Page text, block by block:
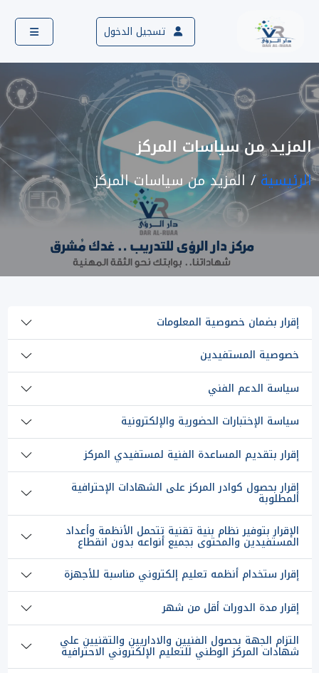
تسجيل الدخول
المزيد من سياسات المركز
الرئيسية المزيد من سياسات المركز
إقرار بضمان خصوصية المعلومات
خصوصية المستفيدين
سياسة الدعم الفني
سياسة الإختبارات الحضورية والإلكترونية
إقرار بتقديم المساعدة الفنية لمستفيدي المركز
إقرار بحصول كوادر المركز على الشهادات الإحترافية
المطلوبة
الإقرار بتوفير نظام بنية تقنية تتحمل الأنظمة وأعداد
المستفيدين والمحتوى بجميع أنواعه بدون انقطاع
إقرار ستخدام أنظمه تعليم إلكتروني مناسبة للأجهزة
إقرار مدة الدورات أقل من شهر
التزام الجهة بحصول الفنيين والاداريين والتقنيين على
شهادات المركز الوطني للتعليم الإلكتروني الاحترافية